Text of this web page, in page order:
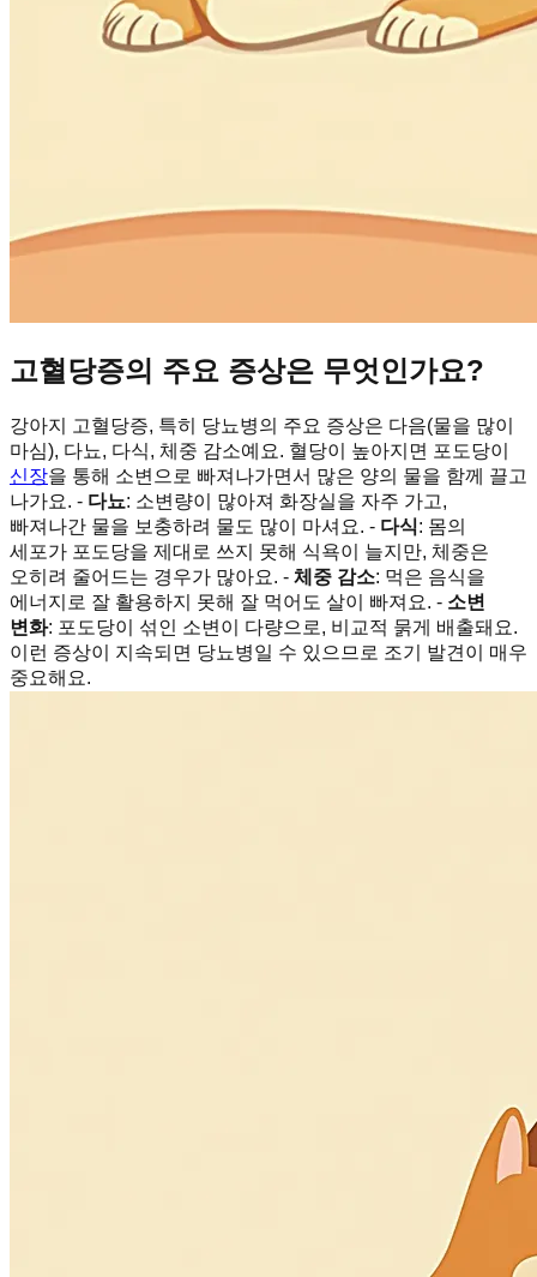
고혈당증의 주요 증상은 무엇인가요?
강아지 고혈당증, 특히 당뇨병의 주요 증상은 다음(물을 많이
마심), 다뇨, 다식, 체중 감소예요. 혈당이 높아지면 포도당이
신장을 통해 소변으로 빠져나가면서 많은 양의 물을 함께 끌고
나가요. - 다뇨: 소변량이 많아져 화장실을 자주 가고,
빠져나간 물을 보충하려 물도 많이 마셔요. - 다식: 몸의
세포가 포도당을 제대로 쓰지 못해 식욕이 늘지만, 체중은
오히려 줄어드는 경우가 많아요. - 체중 감소: 먹은 음식을
에너지로 잘 활용하지 못해 잘 먹어도 살이 빠져요. - 소변
변화: 포도당이 섞인 소변이 다량으로, 비교적 묽게 배출돼요.
이런 증상이 지속되면 당뇨병일 수 있으므로 조기 발견이 매우
중요해요.